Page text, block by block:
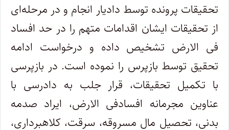
تحقیقات پرونده توسط دادیار انجام و در مرحله‌ای
از تحقیقات ایشان اقدامات متهم را در حد افساد
فی الارض تشخیص داده و درخواست ادامه
تحقیق توسط بازپرس را نموده است. در بازپرسی
با تکمیل تحقیقات، قرار جلب به دادرسی با
عناوین مجرمانه افسادفی الارض، ایراد صدمه
بدنی، تحصیل مال مسروقه، سرقت، کلاهبرداری،